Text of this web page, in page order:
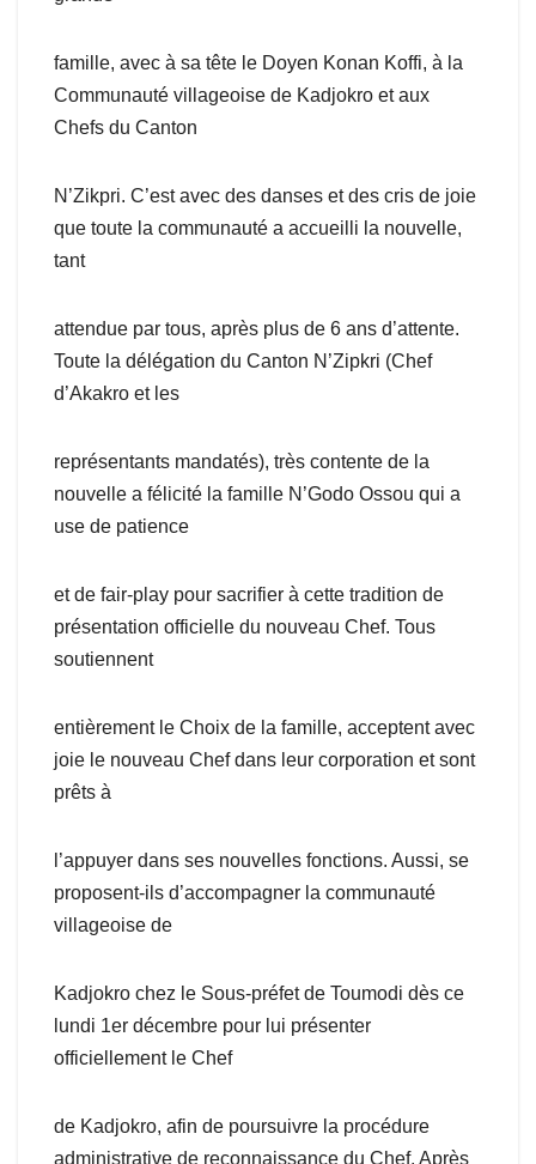
famille, avec à sa tête le Doyen Konan Koffi, à la
Communauté villageoise de Kadjokro et aux
Chefs du Canton
N’Zikpri. C’est avec des danses et des cris de joie
que toute la communauté a accueilli la nouvelle,
tant
attendue par tous, après plus de 6 ans d’attente.
Toute la délégation du Canton N’Zipkri (Chef
d’Akakro et les
représentants mandatés), très contente de la
nouvelle a félicité la famille N’Godo Ossou qui a
use de patience
et de fair-play pour sacrifier à cette tradition de
présentation officielle du nouveau Chef. Tous
soutiennent
entièrement le Choix de la famille, acceptent avec
joie le nouveau Chef dans leur corporation et sont
prêts à
l’appuyer dans ses nouvelles fonctions. Aussi, se
proposent-ils d’accompagner la communauté
villageoise de
Kadjokro chez le Sous-préfet de Toumodi dès ce
lundi 1er décembre pour lui présenter
officiellement le Chef
de Kadjokro, afin de poursuivre la procédure
administrative de reconnaissance du Chef. Après